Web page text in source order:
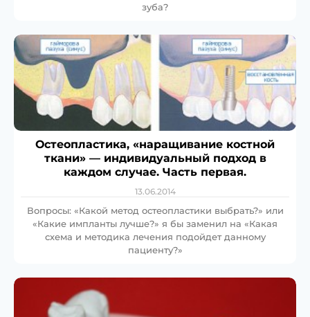
зуба?
Остеопластика, «наращивание костной
ткани» — индивидуальный подход в
каждом случае. Часть первая.
13.06.2014
Вопросы: «Какой метод остеопластики выбрать?» или
«Какие импланты лучше?» я бы заменил на «Какая
схема и методика лечения подойдет данному
пациенту?»